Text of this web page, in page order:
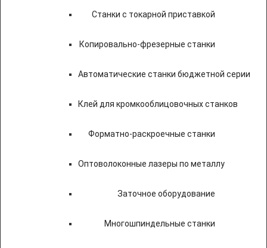
Станки с токарной приставкой
Копировально-фрезерные станки
Автоматические станки бюджетной серии
Клей для кромкооблицовочных станков
Форматно-раскроечные станки
Оптоволоконные лазеры по металлу
Заточное оборудование
Многошпиндельные станки